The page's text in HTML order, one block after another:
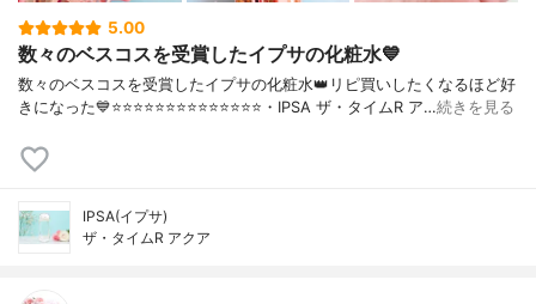
5.00
数々のベスコスを受賞したイプサの化粧水💙
数々のベスコスを受賞したイプサの化粧水👑リピ買いしたくなるほど好
きになった💙⭐️⭐️⭐️⭐️⭐️⭐️⭐️⭐️⭐️⭐️⭐️⭐️⭐️⭐️・IPSA ザ・タイムR ア…続きを見る
IPSA(イプサ)
ザ・タイムR アクア